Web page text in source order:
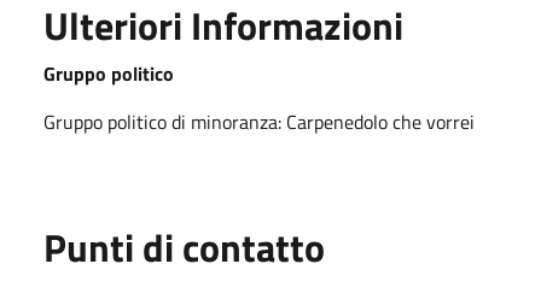
Ulteriori Informazioni
Gruppo politico
Gruppo politico di minoranza: Carpenedolo che vorrei
Punti di contatto